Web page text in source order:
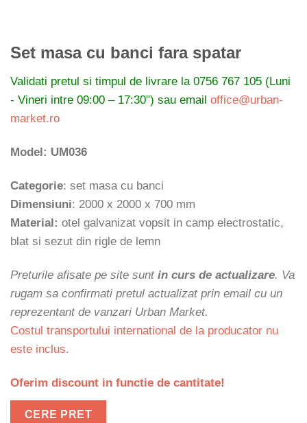
Set masa cu banci fara spatar
Validati pretul si timpul de livrare la 0756 767 105 (Luni
- Vineri intre 09:00 – 17:30") sau email office@urban-
market.ro
Model: UM036
Categorie: set masa cu banci
Dimensiuni: 2000 x 2000 x 700 mm
Material: otel galvanizat vopsit in camp electrostatic,
blat si sezut din rigle de lemn
Preturile afisate pe site sunt in curs de actualizare. Va
rugam sa confirmati pretul actualizat prin email cu un
reprezentant de vanzari Urban Market.
Costul transportului international de la producator nu
este inclus.
Oferim discount in functie de cantitate!
CERE PRET